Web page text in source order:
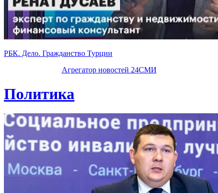
РБК. Дело. Гражданство Турции
Агрегатор новостей 24СМИ
Политика